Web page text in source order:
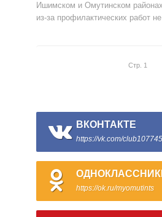
Ишимском и Омутинском
из-за профилактических работ
Стр. 1
ВКОНТАКТЕ
https://vk.com/
https://ok.ru/myomutints